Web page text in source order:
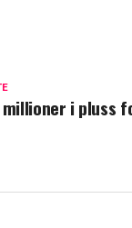
millioner i pluss